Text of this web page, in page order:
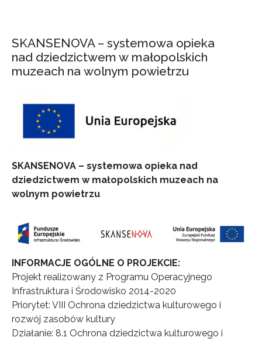
SKANSENOVA – systemowa opieka
nad dziedzictwem w małopolskich
muzeach na wolnym powietrzu
SKANSENOVA – systemowa opieka nad
dziedzictwem w małopolskich muzeach na
wolnym powietrzu
INFORMACJE OGÓLNE O PROJEKCIE:
Projekt realizowany z Programu Operacyjnego
Infrastruktura i Środowisko 2014-2020
Priorytet: VIII Ochrona dziedzictwa kulturowego i
rozwój zasobów kultury
Działanie: 8.1 Ochrona dziedzictwa kulturowego i